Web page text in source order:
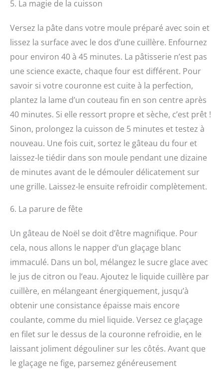
5. La magie de la cuisson
Versez la pâte dans votre moule préparé avec soin et
lissez la surface avec le dos d’une cuillère. Enfournez
pour environ 40 à 45 minutes. La pâtisserie n’est pas
une science exacte, chaque four est différent. Pour
savoir si votre couronne est cuite à la perfection,
plantez la lame d’un couteau fin en son centre après
40 minutes. Si elle ressort propre et sèche, c’est prêt !
Sinon, prolongez la cuisson de 5 minutes et testez à
nouveau. Une fois cuit, sortez le gâteau du four et
laissez-le tiédir dans son moule pendant une dizaine
de minutes avant de le démouler délicatement sur
une grille. Laissez-le ensuite refroidir complètement.
6. La parure de fête
Un gâteau de Noël se doit d’être magnifique. Pour
cela, nous allons le napper d’un glaçage blanc
immaculé. Dans un bol, mélangez le sucre glace avec
le jus de citron ou l’eau. Ajoutez le liquide cuillère par
cuillère, en mélangeant énergiquement, jusqu’à
obtenir une consistance épaisse mais encore
coulante, comme du miel liquide. Versez ce glaçage
en filet sur le dessus de la couronne refroidie, en le
laissant joliment dégouliner sur les côtés. Avant que
le glaçage ne fige, parsemez généreusement